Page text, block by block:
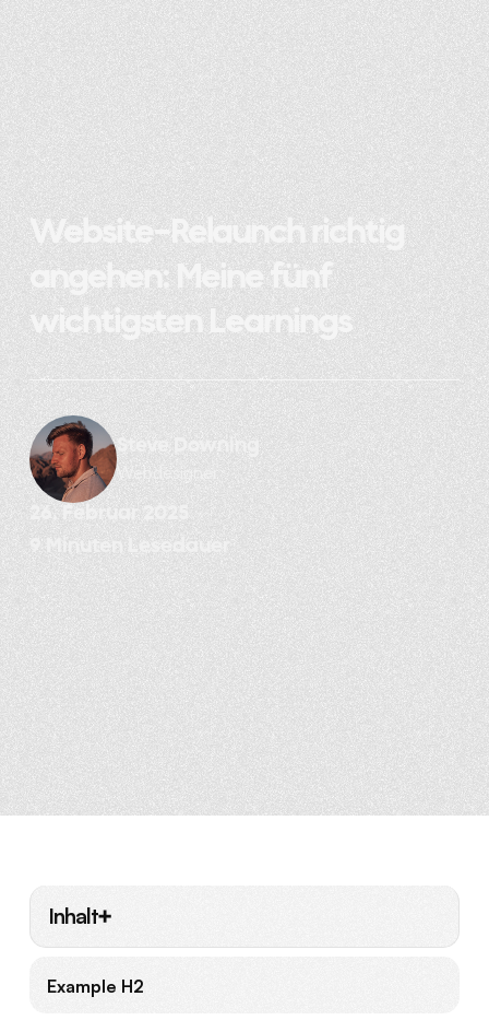
Website-Relaunch richtig
angehen: Meine fünf
wichtigsten Learnings
Steve Downing
Webdesigner
26. Februar 2025
9 Minuten Lesedauer
Inhalt
Example H2